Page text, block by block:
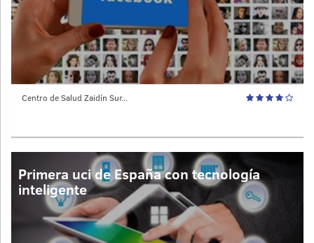
Centro de Salud Zaidín Sur...
Primera uci de España con tecnología
inteligente